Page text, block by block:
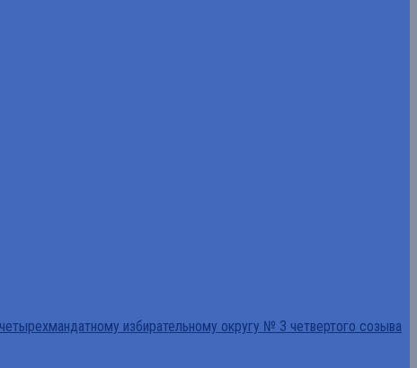
избирательному округу № 3 четвертого созыва